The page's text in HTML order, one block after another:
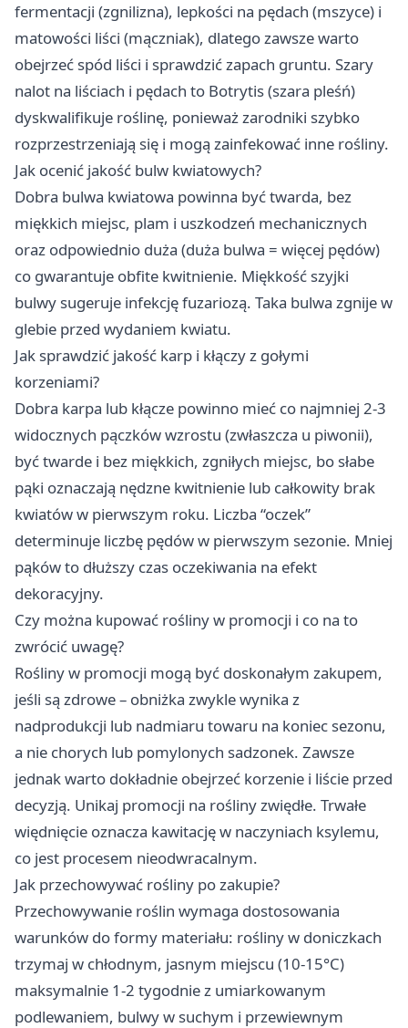
fermentacji (zgnilizna), lepkości na pędach (mszyce) i
matowości liści (mączniak), dlatego zawsze warto
obejrzeć spód liści i sprawdzić zapach gruntu. Szary
nalot na liściach i pędach to Botrytis (szara pleśń)
dyskwalifikuje roślinę, ponieważ zarodniki szybko
rozprzestrzeniają się i mogą zainfekować inne rośliny.
Jak ocenić jakość bulw kwiatowych?
Dobra bulwa kwiatowa powinna być twarda, bez
miękkich miejsc, plam i uszkodzeń mechanicznych
oraz odpowiednio duża (duża bulwa = więcej pędów)
co gwarantuje obfite kwitnienie. Miękkość szyjki
bulwy sugeruje infekcję fuzariozą. Taka bulwa zgnije w
glebie przed wydaniem kwiatu.
Jak sprawdzić jakość karp i kłączy z gołymi
korzeniami?
Dobra karpa lub kłącze powinno mieć co najmniej 2-3
widocznych pączków wzrostu (zwłaszcza u piwonii),
być twarde i bez miękkich, zgniłych miejsc, bo słabe
pąki oznaczają nędzne kwitnienie lub całkowity brak
kwiatów w pierwszym roku. Liczba “oczek”
determinuje liczbę pędów w pierwszym sezonie. Mniej
pąków to dłuższy czas oczekiwania na efekt
dekoracyjny.
Czy można kupować rośliny w promocji i co na to
zwrócić uwagę?
Rośliny w promocji mogą być doskonałym zakupem,
jeśli są zdrowe – obniżka zwykle wynika z
nadprodukcji lub nadmiaru towaru na koniec sezonu,
a nie chorych lub pomylonych sadzonek. Zawsze
jednak warto dokładnie obejrzeć korzenie i liście przed
decyzją. Unikaj promocji na rośliny zwiędłe. Trwałe
więdnięcie oznacza kawitację w naczyniach ksylemu,
co jest procesem nieodwracalnym.
Jak przechowywać rośliny po zakupie?
Przechowywanie roślin wymaga dostosowania
warunków do formy materiału: rośliny w doniczkach
trzymaj w chłodnym, jasnym miejscu (10-15°C)
maksymalnie 1-2 tygodnie z umiarkowanym
podlewaniem, bulwy w suchym i przewiewnym